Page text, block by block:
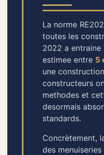
La norme
toutes les
2022 a entraine
estimee entre 5
une
constructeurs
methodes et
desormais
standards.
Concrètement,
des